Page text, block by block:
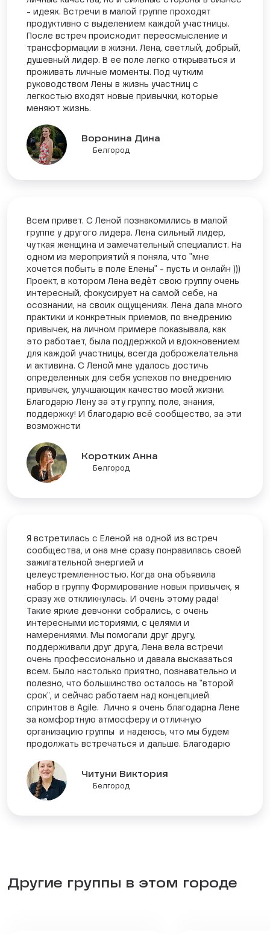
- идеях. Встречи в малой группе проходят
продуктивно с выделением каждой участницы.
После встреч происходит переосмысление и
трансформации в жизни. Лена, светлый, добрый,
душевный лидер. В ее поле легко открываться и
проживать личные моменты. Под чутким
руководством Лены в жизнь участниц с
легкостью входят новые привычки, которые
меняют жизнь.
Воронина Дина
Белгород
Всем привет. С Леной познакомились в малой
группе у другого лидера. Лена сильный лидер,
чуткая женщина и замечательный специалист. На
одном из мероприятий я поняла, что "мне
хочется побыть в поле Елены" - пусть и онлайн )))
Проект, в котором Лена ведёт свою группу очень
интересный, фокусирует на самой себе, на
осознании, на своих ощущениях. Лена дала много
практики и конкретных приемов, по внедрению
привычек, на личном примере показывала, как
это работает, была поддержкой и вдохновением
для каждой участницы, всегда доброжелательна
и активина. С Леной мне удалось достичь
определенных для себя успехов по внедрению
привычек, улучшающих качество моей жизни.
Благодарю Лену за эту группу, поле, знания,
поддержку! И благодарю всё сообщество, за эти
возможнсти
Коротких Анна
Белгород
Я встретилась с Еленой на одной из встреч
сообщества, и она мне сразу понравилась своей
зажигательной энергией и
целеустремленностью. Когда она объявила
набор в группу Формирование новых привычек, я
сразу же откликнулась. И очень этому рада!
Такие яркие девчонки собрались, с очень
интересными историями, с целями и
намерениями. Мы помогали друг другу,
поддерживали друг друга, Лена вела встречи
очень профессионально и давала высказаться
всем. Было настолько приятно, познавательно и
полезно, что большинство осталось на "второй
срок", и сейчас работаем над концепцией
спринтов в Agile. Лично я очень благодарна Лене
за комфортную атмосферу и отличную
организацию группы и надеюсь, что мы будем
продолжать встречаться и дальше. Благодарю
Читуни Виктория
Белгород
Другие группы в этом городе